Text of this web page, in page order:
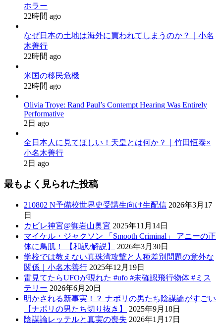
ホラー
22時間 ago
なぜ日本の土地は海外に買われてしまうのか？｜小名
木善行
22時間 ago
米国の移民危機
22時間 ago
Olivia Troye: Rand Paul’s Contempt Hearing Was Entirely
Performative
2日 ago
全日本人に見てほしい！天皇とは何か？｜竹田恒泰×
小名木善行
2日 ago
最もよく見られた投稿
210802 N予備校世界史受講生向け生配信 2026年3月17
日
カビレ神宮@御岩山奥宮 2025年11月14日
マイケル・ジャクソン 「Smooth Criminal」 アニーの正
体に鳥肌！ 【和訳/解説】
2026年3月30日
学校では教えない真珠湾攻撃と人種差別問題の意外な
関係｜小名木善行 2025年12月19日
雷見てたらUFOが現れた #ufo #未確認飛行物体 #ミス
テリー 2026年6月20日
明かされる新事実！？ ナポリの男たち陰謀論がすごい
【ナポリの男たち切り抜き】
2025年9月18日
陰謀論レッテルと真実の喪失 2026年1月17日